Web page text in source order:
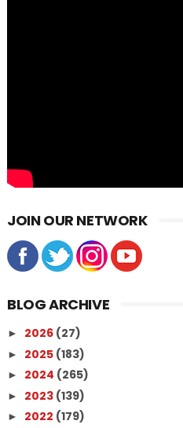
JOIN OUR NETWORK
BLOG ARCHIVE
► 2026 (27)
► 2025 (183)
► 2024 (265)
► 2023 (139)
► 2022 (179)